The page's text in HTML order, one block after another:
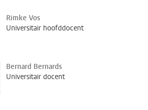
Rimke Vos
Universitair hoofddocent
Bernard Bernards
Universitair docent